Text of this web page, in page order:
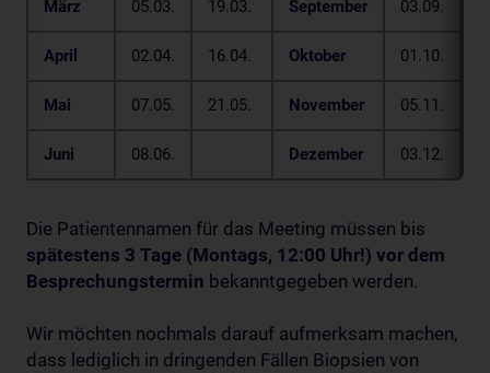
März 05.03. 19.03. September 03.09.
April 02.04. 16.04. Oktober 01.10.
Mai 07.05. 21.05. November 05.11.
Juni 08.06. Dezember 03.12.
Die Patientennamen für das Meeting müssen bis
spätestens 3 Tage (Montags, 12:00 Uhr!) vor dem
Besprechungstermin bekanntgegeben werden.
Wir möchten nochmals darauf aufmerksam machen,
dass lediglich in dringenden Fällen Biopsien von